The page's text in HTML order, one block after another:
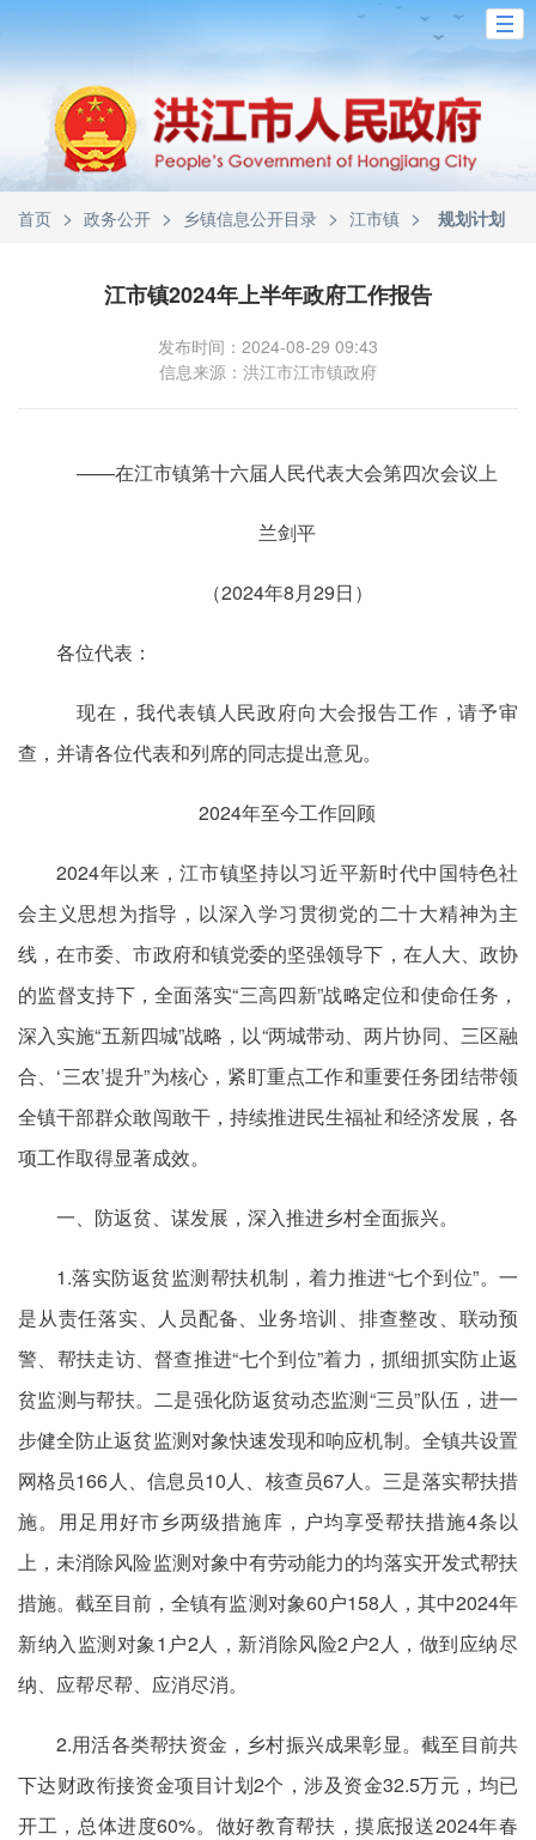
首页 > 政务公开 > 乡镇信息公开目录 > 江市镇 > 规划计划
江市镇2024年上半年政府工作报告
发布时间：2024-08-29 09:43
信息来源：洪江市江市镇政府
——在江市镇第十六届人民代表大会第四次会议上
兰剑平
（2024年8月29日）
各位代表：
现在，我代表镇人民政府向大会报告工作，请予审
查，并请各位代表和列席的同志提出意见。
2024年至今工作回顾
2024年以来，江市镇坚持以习近平新时代中国特色社
会主义思想为指导，以深入学习贯彻党的二十大精神为主
线，在市委、市政府和镇党委的坚强领导下，在人大、政协
的监督支持下，全面落实“三高四新”战略定位和使命任务，
深入实施“五新四城”战略，以“两城带动、两片协同、三区融
合、‘三农’提升”为核心，紧盯重点工作和重要任务团结带领
全镇干部群众敢闯敢干，持续推进民生福祉和经济发展，各
项工作取得显著成效。
一、防返贫、谋发展，深入推进乡村全面振兴。
1.落实防返贫监测帮扶机制，着力推进“七个到位”。一
是从责任落实、人员配备、业务培训、排查整改、联动预
警、帮扶走访、督查推进“七个到位”着力，抓细抓实防止返
贫监测与帮扶。二是强化防返贫动态监测“三员”队伍，进一
步健全防止返贫监测对象快速发现和响应机制。全镇共设置
网格员166人、信息员10人、核查员67人。三是落实帮扶措
施。用足用好市乡两级措施库，户均享受帮扶措施4条以
上，未消除风险监测对象中有劳动能力的均落实开发式帮扶
措施。截至目前，全镇有监测对象60户158人，其中2024年
新纳入监测对象1户2人，新消除风险2户2人，做到应纳尽
纳、应帮尽帮、应消尽消。
2.用活各类帮扶资金，乡村振兴成果彰显。截至目前共
下达财政衔接资金项目计划2个，涉及资金32.5万元，均已
开工，总体进度60%。做好教育帮扶，摸底报送2024年春